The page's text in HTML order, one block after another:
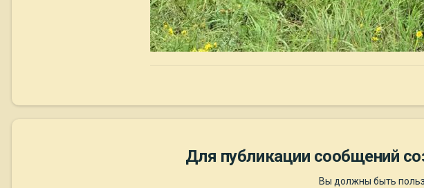
Для публикации сообщений
Вы должны быть